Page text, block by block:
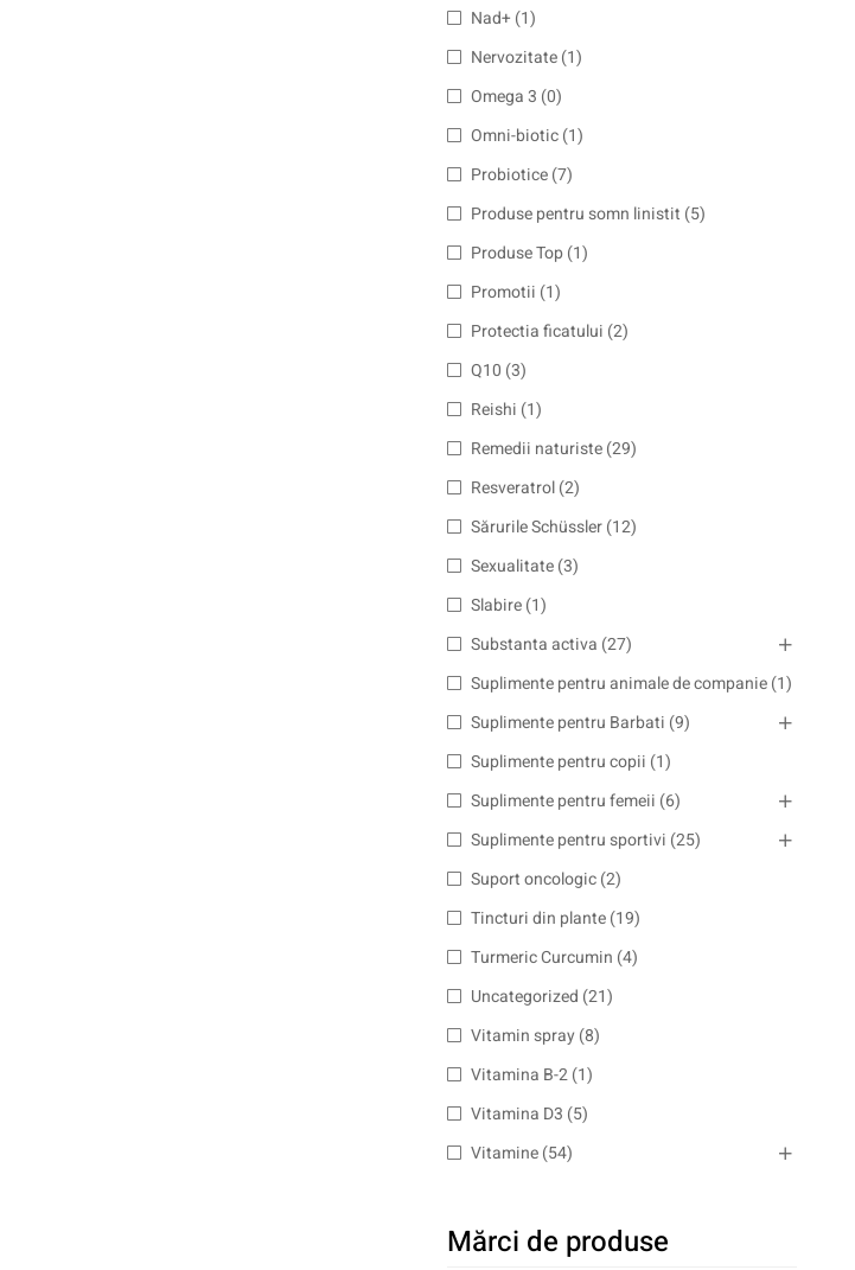
Nad+ (1)
Nervozitate (1)
Omega 3 (0)
Omni-biotic (1)
Probiotice (7)
Produse pentru somn linistit (5)
Produse Top (1)
Promotii (1)
Protectia ficatului (2)
Q10 (3)
Reishi (1)
Remedii naturiste (29)
Resveratrol (2)
Sărurile Schüssler (12)
Sexualitate (3)
Slabire (1)
Substanta activa (27)
Suplimente pentru animale de companie (1)
Suplimente pentru Barbati (9)
Suplimente pentru copii (1)
Suplimente pentru femeii (6)
Suplimente pentru sportivi (25)
Suport oncologic (2)
Tincturi din plante (19)
Turmeric Curcumin (4)
Uncategorized (21)
Vitamin spray (8)
Vitamina B-2 (1)
Vitamina D3 (5)
Vitamine (54)
Mărci de produse